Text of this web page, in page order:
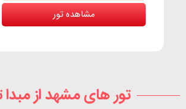
مشاهده تور
تور های مشهد از مبدا